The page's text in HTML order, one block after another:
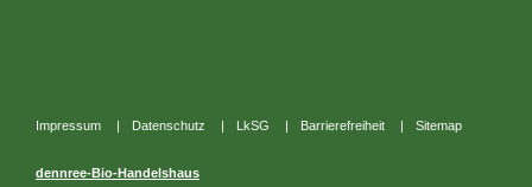
Impressum | Datenschutz | LkSG | Barrierefreiheit | Sitemap
dennree-Bio-Handelshaus